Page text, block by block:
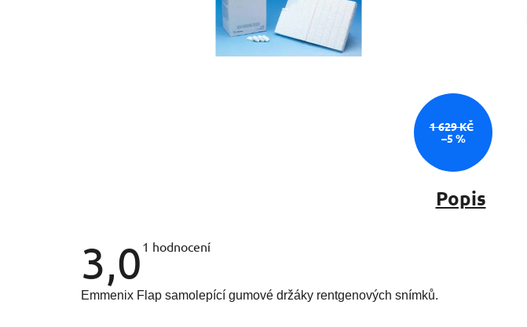
1 629 KČ
–5 %
Popis
3,0 Průměrné
3,0
1 hodnocení
Emmenix Flap samolepící gumové držáky rentgenových snímků.